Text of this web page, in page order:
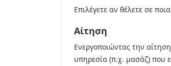
Επιλέγετε αν θέλετε σε
Αίτηση
Ενεργοποιώντας την
υπηρεσία (π.χ. μασάζ) που